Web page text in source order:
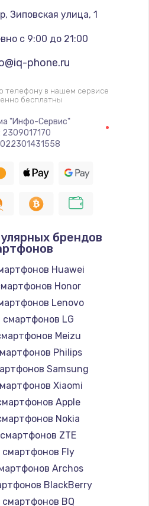
питания
руб.
руб.
драйверов
руб.
вебкамеры
руб.
крышки
руб.
Wi-Fi
руб.
контроллера
руб.
Заказать
, Зиповская улица, 1
с 9:00 до 21:00
phone.ru
телефону в нашем сервисе
бесплатны
"Инфо-Сервис"
2309017170
брендов
Huawei
Honor
Lenovo
LG
Meizu
Philips
Samsung
Xiaomi
Apple
Nokia
ZTE
Fly
Archos
BlackBerry
BQ